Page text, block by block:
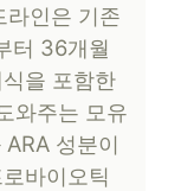
라인은 기존
터 36개월
을 포함한
와주는 모유
성분이
바이오틱